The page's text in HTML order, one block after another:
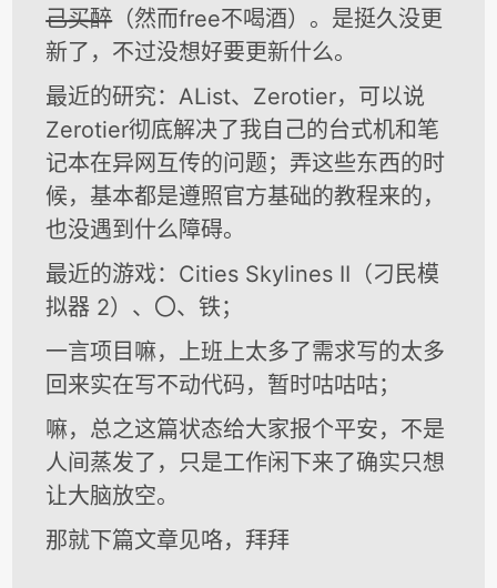
己买醉（然而free不喝酒）。是挺久没更
新了，不过没想好要更新什么。
最近的研究：AList、Zerotier，可以说
Zerotier彻底解决了我自己的台式机和笔
记本在异网互传的问题；弄这些东西的时
候，基本都是遵照官方基础的教程来的，
也没遇到什么障碍。
最近的游戏：Cities Skylines II（刁民模
拟器 2）、〇、铁；
一言项目嘛，上班上太多了需求写的太多
回来实在写不动代码，暂时咕咕咕；
嘛，总之这篇状态给大家报个平安，不是
人间蒸发了，只是工作闲下来了确实只想
让大脑放空。
那就下篇文章见咯，拜拜